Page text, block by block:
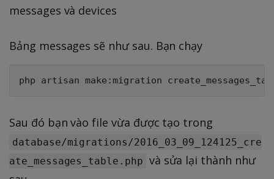
messages và devices
Bảng messages sẽ như sau. Bạn chạy
Sau đó bạn vào file vừa được tạo trong
database/migrations/2016_03_09_124125_cre
ate_messages_table.php và sửa lại thành như